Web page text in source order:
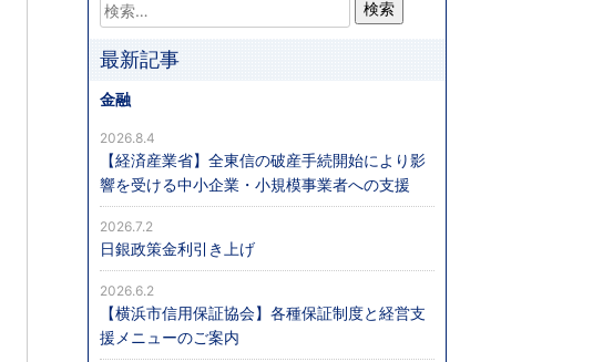
最新記事
金融
【経済産業省】全東信の破産手続開始により影
響を受ける中小企業・小規模事業者への支援
2026.8.4
日銀政策金利引き上げ
2026.7.2
【横浜市信用保証協会】各種保証制度と経営支
援メニューのご案内
2026.6.2